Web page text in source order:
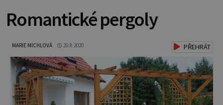
Romantické pergoly
MARIE MICHLOVÁ 20.8.2020 PŘEHRÁT